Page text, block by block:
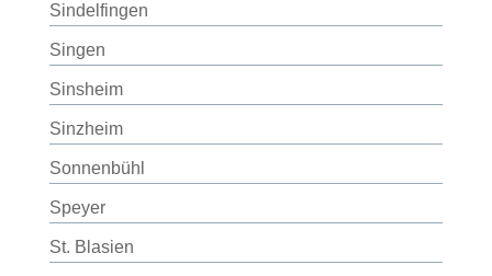
Sindelfingen
Singen
Sinsheim
Sinzheim
Sonnenbühl
Speyer
St. Blasien